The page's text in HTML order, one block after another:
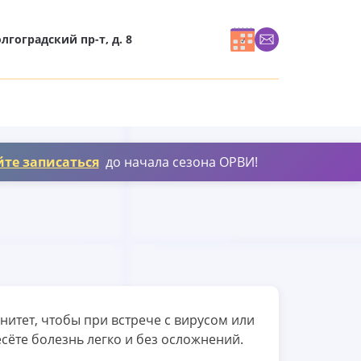
пр-т, д. 8
записаться до начала сезона ОРВИ!
чтобы при встрече с вирусом или
болезнь легко и без осложнений.